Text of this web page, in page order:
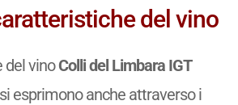
del vino
del vinoColli del Limbara IGT
esprimono anche attraverso i